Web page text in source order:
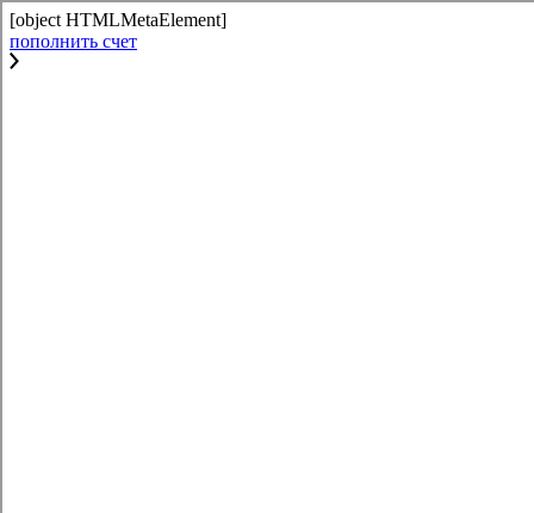
[object HTMLMetaElement]
пополнить счет